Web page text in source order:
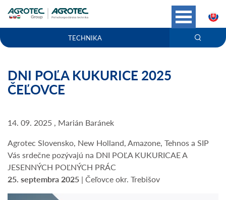
TECHNIKA
DNI POĽA KUKURICE 2025
ČEĽOVCE
14. 09. 2025 , Marián Baránek
Agrotec Slovensko, New Holland, Amazone, Tehnos a SIP
Vás srdečne pozývajú na DNI POĽA KUKURICAE A
JESENNÝCH POĽNÝCH PRÁC
25. septembra 2025 | Čeľovce okr. Trebišov